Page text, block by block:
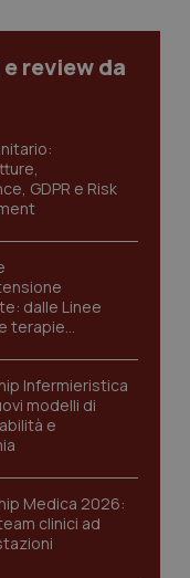
review da
GDPR e Risk
dalle Linee
terapie
Infermieristica
modelli di
e
Medica 2026:
clinici ad